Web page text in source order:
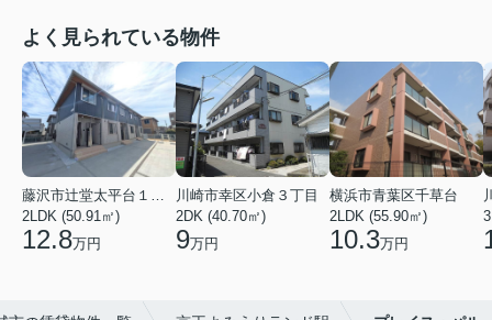
よく見られている物件
藤沢市辻堂太平台１丁目
2LDK (50.91㎡)
12.8万円
川崎市幸区小倉３丁目
2DK (40.70㎡)
9万円
横浜市青葉区千草台
2LDK (55.90㎡)
10.3万円